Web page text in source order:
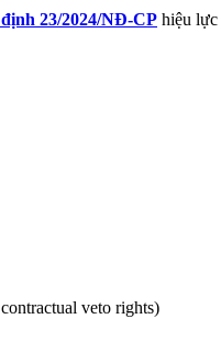
23/2024/NĐ-CP hiệu lực
veto rights)